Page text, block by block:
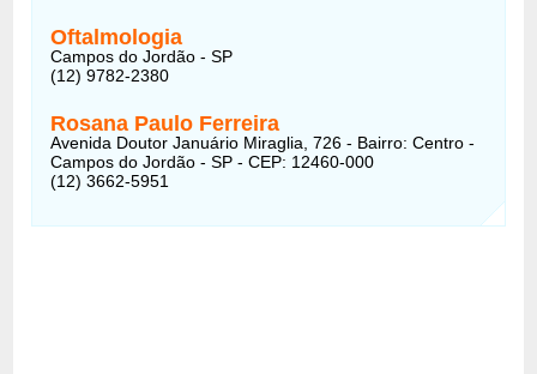
Oftalmologia
Campos do Jordão - SP
(12) 9782-2380
Rosana Paulo Ferreira
Avenida Doutor Januário Miraglia, 726 - Bairro: Centro -
Campos do Jordão - SP - CEP: 12460-000
(12) 3662-5951